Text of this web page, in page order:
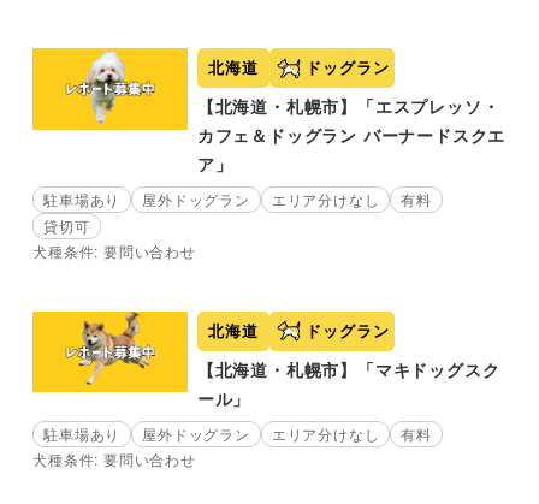
北海道 ドッグラン
【北海道・札幌市】「エスプレッソ・
カフェ＆ドッグラン バーナードスクエ
ア」
駐車場あり 屋外ドッグラン エリア分けなし
有料
貸切可
犬種条件: 要問い合わせ
北海道 ドッグラン
【北海道・札幌市】「マキドッグスク
ール」
駐車場あり 屋外ドッグラン エリア分けなし
有料
犬種条件: 要問い合わせ